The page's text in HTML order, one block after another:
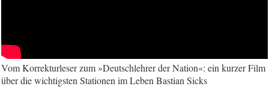
Vom Korrekturleser zum »Deutschlehrer der Nation«: ein kurzer Film
über die wichtigsten Stationen im Leben Bastian Sicks